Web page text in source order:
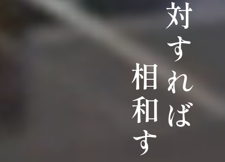
対すれば
相和す